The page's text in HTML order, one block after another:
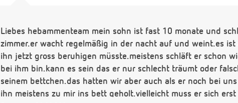
Liebes hebammenteam mein sohn ist fast 10 monate und
zimmer.er wacht regelmäßig in der nacht auf und weint.es
ihn jetzt gross beruhigen müsste.meistens schläft er schon
bei ihm bin.kann es sein das er nur schlecht träumt oder
seinem bettchen.das hatten wir aber auch als er noch bei
ihn meistens zu mir ins bett geholt.vielleicht muss er sich